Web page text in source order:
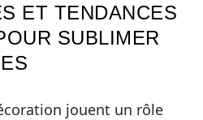
ET TENDANCES
SUBLIMER
jouent un rôle